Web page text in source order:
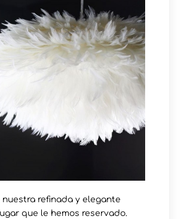
nuestra refinada y elegante
que le hemos reservado.